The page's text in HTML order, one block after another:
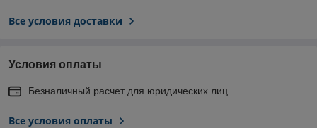
Все условия доставки
Условия оплаты
Безналичный расчет для юридических лиц
Все условия оплаты